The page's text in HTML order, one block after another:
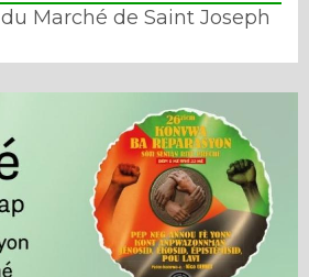
Marché de Saint Joseph